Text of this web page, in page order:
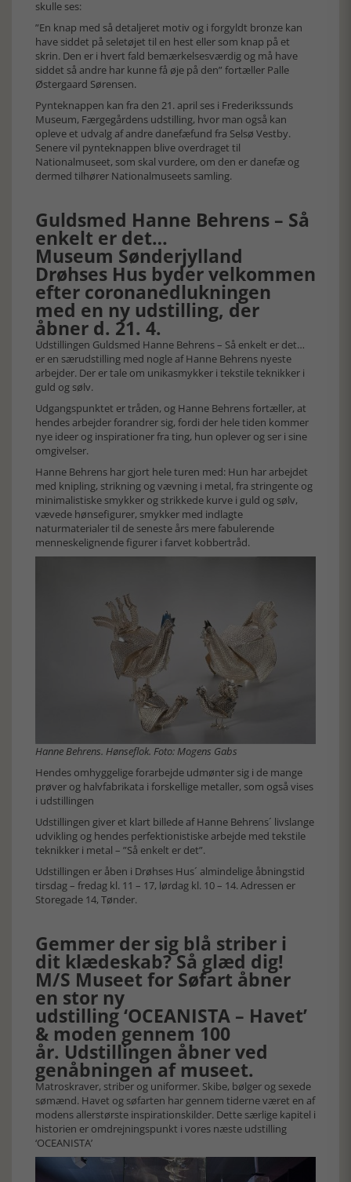
skulle ses:
”En knap med så detaljeret motiv og i forgyldt bronze kan
have siddet på seletøjet til en hest eller som knap på et
skrin. Den er i hvert fald bemærkelsesværdig og må have
siddet så andre har kunne få øje på den” fortæller Palle
Østergaard Sørensen.
Pynteknappen kan fra den 21. april ses i Frederikssunds
Museum, Færgegårdens udstilling, hvor man også kan
opleve et udvalg af andre danefæfund fra Selsø Vestby.
Senere vil pynteknappen blive overdraget til
Nationalmuseet, som skal vurdere, om den er danefæ og
dermed tilhører Nationalmuseets samling.
Guldsmed Hanne Behrens – Så
enkelt er det…
Museum Sønderjylland
Drøhses Hus byder velkommen
efter coronanedlukningen
med en ny udstilling, der
åbner d. 21. 4.
Udstillingen Guldsmed Hanne Behrens – Så enkelt er det…
er en særudstilling med nogle af Hanne Behrens nyeste
arbejder. Der er tale om unikasmykker i tekstile teknikker i
guld og sølv.
Udgangspunktet er tråden, og Hanne Behrens fortæller, at
hendes arbejder forandrer sig, fordi der hele tiden kommer
nye ideer og inspirationer fra ting, hun oplever og ser i sine
omgivelser.
Hanne Behrens har gjort hele turen med: Hun har arbejdet
med knipling, strikning og vævning i metal, fra stringente og
minimalistiske smykker og strikkede kurve i guld og sølv,
vævede hønsefigurer, smykker med indlagte
naturmaterialer til de seneste års mere fabulerende
menneskelignende figurer i farvet kobbertråd.
Hanne Behrens. Hønseflok. Foto: Mogens Gabs
Hendes omhyggelige forarbejde udmønter sig i de mange
prøver og halvfabrikata i forskellige metaller, som også vises
i udstillingen
Udstillingen giver et klart billede af Hanne Behrens´ livslange
udvikling og hendes perfektionistiske arbejde med tekstile
teknikker i metal – ”Så enkelt er det”.
Udstillingen er åben i Drøhses Hus´ almindelige åbningstid
tirsdag – fredag kl. 11 – 17, lørdag kl. 10 – 14. Adressen er
Storegade 14, Tønder.
Gemmer der sig blå striber i
dit klædeskab? Så glæd dig!
M/S Museet for Søfart åbner
en stor ny
udstilling ‘OCEANISTA – Havet’
& moden gennem 100
år. Udstillingen åbner ved
genåbningen af museet.
Matroskraver, striber og uniformer. Skibe, bølger og sexede
sømænd. Havet og søfarten har gennem tiderne været en af
modens allerstørste inspirationskilder. Dette særlige kapitel i
historien er omdrejningspunkt i vores næste udstilling
‘OCEANISTA’